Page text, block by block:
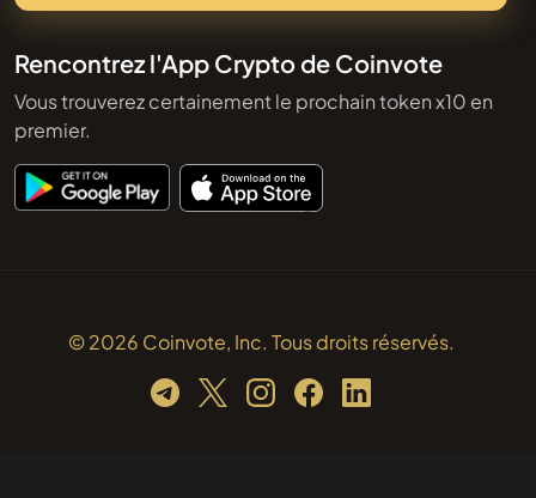
Rencontrez l'App Crypto de Coinvote
Vous trouverez certainement le prochain token x10 en
premier.
© 2026 Coinvote, Inc. Tous droits réservés.